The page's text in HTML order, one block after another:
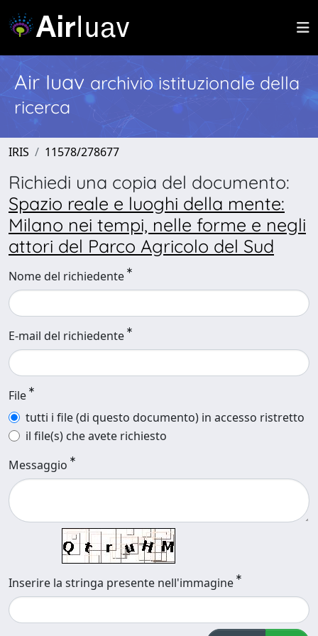
Air Iuav archivio istituzionale della
ricerca
IRIS 11578/278677
Richiedi una copia del documento:
Spazio reale e luoghi della mente:
Milano nei tempi, nelle forme e negli
attori del Parco Agricolo del Sud
Nome del richiedente
E-mail del richiedente
File
tutti i file (di questo documento) in accesso ristretto
il file(s) che avete richiesto
Messaggio
Inserire la stringa presente nell'immagine